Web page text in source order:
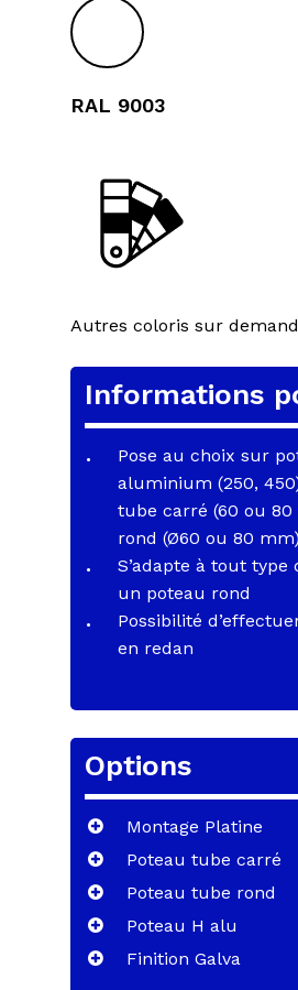
RAL 9003
Autres coloris sur
Informations
Pose au choix sur
aluminium (250,
tube carré (60 ou 80
rond (Ø60 ou 80 mm)
S’adapte à tout type
un poteau rond
Possibilité
en redan
Options
Montage Platine
Poteau tube carré
Poteau tube rond
Poteau H alu
Finition Galva